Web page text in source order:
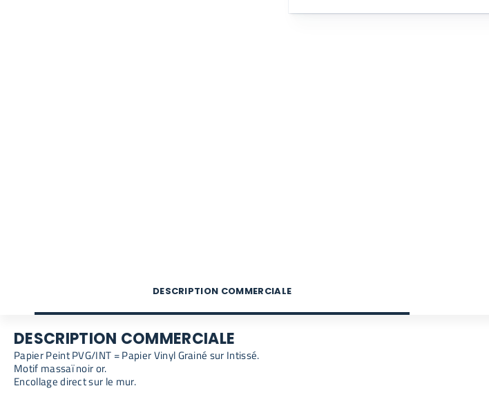
DESCRIPTION COMMERCIALE
DESCRIPTION COMMERCIALE
Papier Peint PVG/INT = Papier Vinyl Grainé sur Intissé.
Motif massaï noir or.
Encollage direct sur le mur.